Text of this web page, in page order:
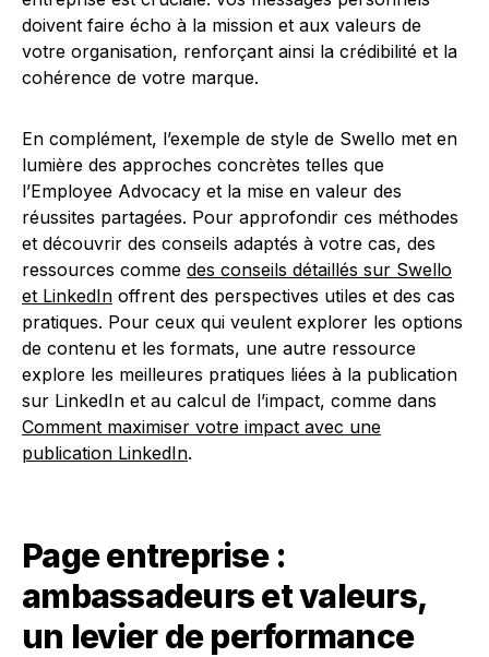
doivent faire écho à la mission et aux valeurs de
votre organisation, renforçant ainsi la crédibilité et la
cohérence de votre marque.
En complément, l’exemple de style de Swello met en
lumière des approches concrètes telles que
l’Employee Advocacy et la mise en valeur des
réussites partagées. Pour approfondir ces méthodes
et découvrir des conseils adaptés à votre cas, des
ressources comme des conseils détaillés sur Swello
et LinkedIn offrent des perspectives utiles et des cas
pratiques. Pour ceux qui veulent explorer les options
de contenu et les formats, une autre ressource
explore les meilleures pratiques liées à la publication
sur LinkedIn et au calcul de l’impact, comme dans
Comment maximiser votre impact avec une
publication LinkedIn.
Page entreprise :
ambassadeurs et valeurs,
un levier de performance